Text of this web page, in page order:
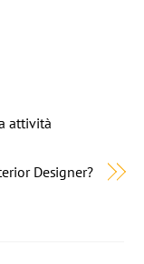
attività
Designer?